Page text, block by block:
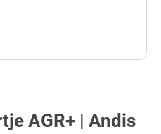
AGR+ | Andis